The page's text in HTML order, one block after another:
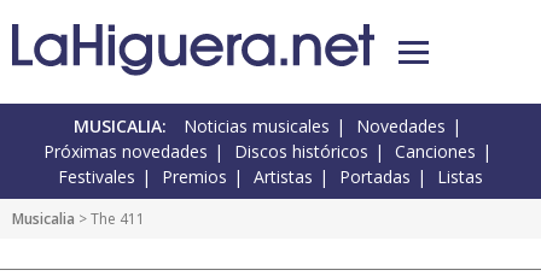
MUSICALIA: Noticias musicales
Novedades
Próximas novedades
Discos históricos
Canciones
Festivales
Premios Artistas Portadas Listas
Musicalia > The 411